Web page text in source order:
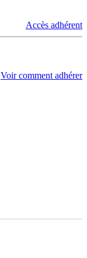
Accès adhérent
Voir comment adhérer